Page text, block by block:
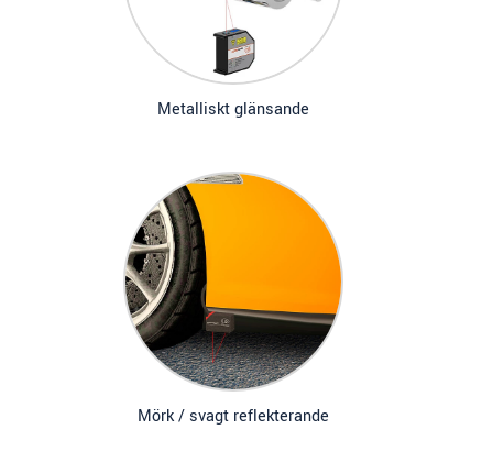
Metalliskt glänsande
Mörk / svagt reflekterande